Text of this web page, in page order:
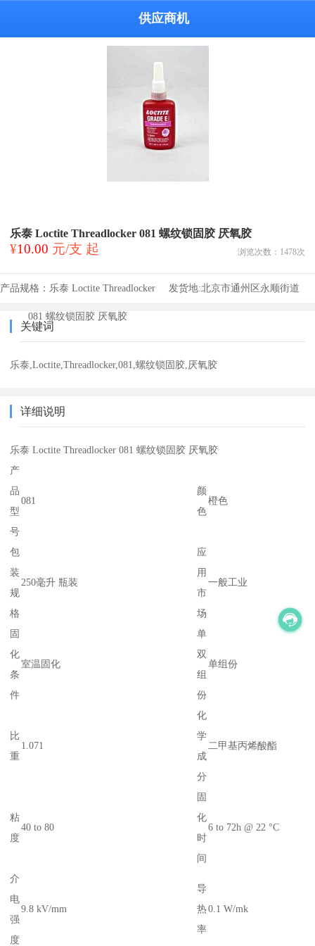
供应商机
乐泰 Loctite Threadlocker 081 螺纹锁固胶 厌氧胶
¥10.00 元/支 起 浏览次数： 1478次
产品规格： 乐泰 Loctite Threadlocker
081 螺纹锁固胶 厌氧胶
发货地:北京市通州区永顺街道
关键词
乐泰,Loctite,Threadlocker,081,螺纹锁固胶,厌氧胶
详细说明
乐泰 Loctite Threadlocker 081 螺纹锁固胶 厌氧胶
产
品
型
号
081
颜
色
橙色
包
装
规
格
250毫升 瓶装
应
用
市
场
一般工业
固
化
条
件
室温固化
单
双
组
份
单组份
比
重
1.071
化
学
成
分
二甲基丙烯酸酯
粘
度
40 to 80
固
化
时
间
6 to 72h @ 22 °C
介
电
强
度
9.8 kV/mm
导
热
率
0.1 W/mk